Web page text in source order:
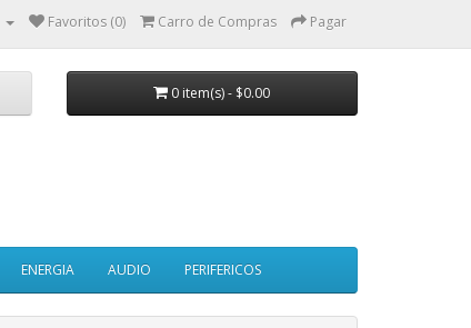
Favoritos (0) Carro de Compras Pagar
0 item(s) - $0.00
ENERGIA AUDIO PERIFERICOS